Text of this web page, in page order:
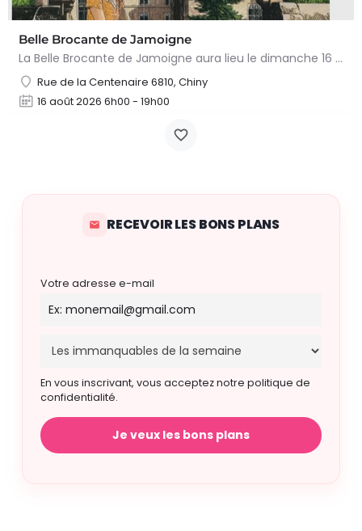
Belle Brocante de Jamoigne
La Belle Brocante de Jamoigne aura lieu le dimanche 16 août 2026 de 6h00 à 18h00, proposant une centaine…
Rue de la Centenaire 6810, Chiny
16 août 2026 6h00 - 19h00
RECEVOIR LES BONS PLANS
Votre adresse e-mail
En vous inscrivant, vous acceptez notre politique de
confidentialité.